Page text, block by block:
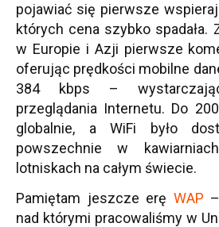
pojawiać się pierwsze
których cena szybko spadała.
w Europie i Azji pierwsze
oferując prędkości mobilne
384 kbps –
przeglądania Internetu. Do
globalnie, a WiFi było
powszechnie w
lotniskach na całym świecie.
Pamiętam jeszcze erę WAP
nad którymi pracowaliśmy w